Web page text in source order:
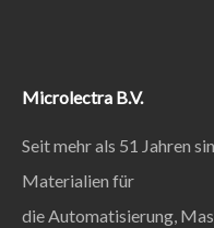
Microlectra B.V.
Seit mehr als 51 Jahren
Materialien für
die Automatisierung,